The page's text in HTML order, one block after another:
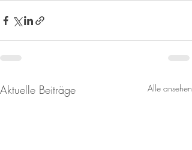
Aktuelle Beiträge Alle ansehen